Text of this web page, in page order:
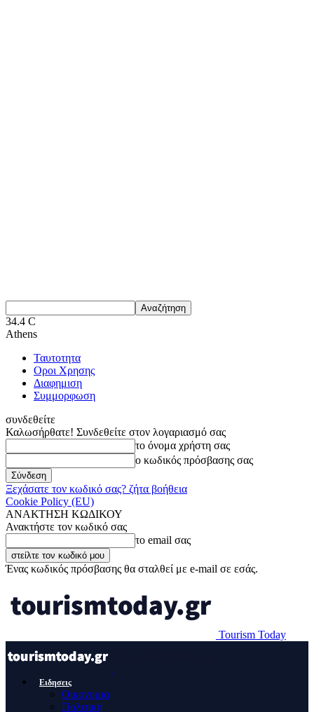
34.4 C
Athens
Ταυτοτητα
Οροι Χρησης
Διαφημιση
Συμμορφωση
συνδεθείτε
Καλωσήρθατε! Συνδεθείτε στον λογαριασμό σας
το όνομα χρήστη σας
ο κωδικός πρόσβασης σας
Ξεχάσατε τον κωδικό σας? ζήτα βοήθεια
Cookie Policy (EU)
ΑΝΑΚΤΗΣΗ ΚΩΔΙΚΟΥ
Ανακτήστε τον κωδικό σας
το email σας
Ένας κωδικός πρόσβασης θα σταλθεί με e-mail σε εσάς.
Tourism Today
Ειδησεις
Οικονομια
Πολιτικη